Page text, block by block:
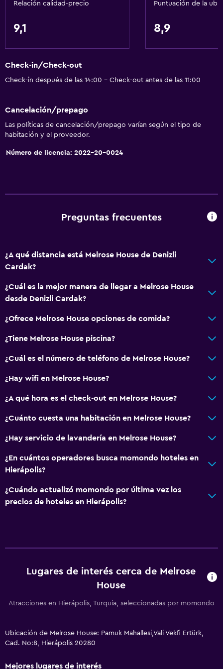
Relación calidad-precio
9,1
Puntuación de la
8,9
Check-in/Check-out
Check-in después de las 14:00 - Check-out antes de las 11:00
Cancelación/prepago
Las políticas de cancelación/prepago varían según el tipo de
habitación y el proveedor.
Número de licencia: 2022-20-0024
Preguntas frecuentes
¿A qué distancia está Melrose House de Denizli
Cardak?
¿Cuál es la mejor manera de llegar a Melrose House
desde Denizli Cardak?
¿Ofrece Melrose House opciones de comida?
¿Tiene Melrose House piscina?
¿Cuál es el número de teléfono de Melrose House?
¿Hay wifi en Melrose House?
¿A qué hora es el check-out en Melrose House?
¿Cuánto cuesta una habitación en Melrose House?
¿Hay servicio de lavandería en Melrose House?
¿En cuántos operadores busca momondo hoteles en
Hierápolis?
¿Cuándo actualizó momondo por última vez los
precios de hoteles en Hierápolis?
Lugares de interés cerca de Melrose
House
Atracciones en Hierápolis, Turquía, seleccionadas por momondo
Ubicación de Melrose House: Pamuk Mahallesi,Vali Vekfi Ertürk,
Cad. No:8, Hierápolis 20280
Mejores lugares de interés